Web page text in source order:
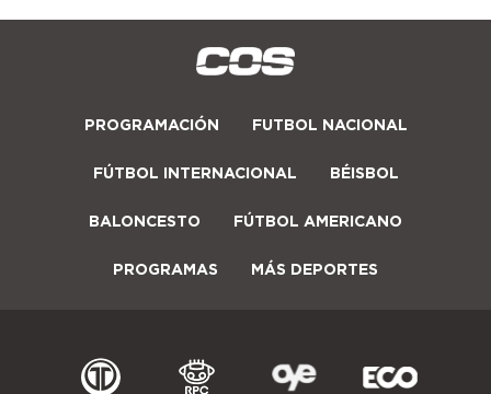
PROGRAMACIÓN FUTBOL NACIONAL
FÚTBOL INTERNACIONAL BÉISBOL
BALONCESTO FÚTBOL AMERICANO
PROGRAMAS MÁS DEPORTES